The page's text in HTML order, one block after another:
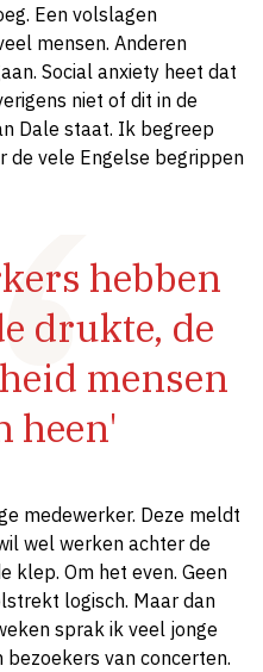
Een volslagen
mensen. Anderen
Social anxiety heet dat
niet of dit in de
Dale staat. Ik begreep
de vele Engelse begrippen
hebben
drukte, de
mensen
heen'
medewerker. Deze meldt
wel werken achter de
klep. Om het even. Geen
logisch. Maar dan
sprak ik veel jonge
van concerten.